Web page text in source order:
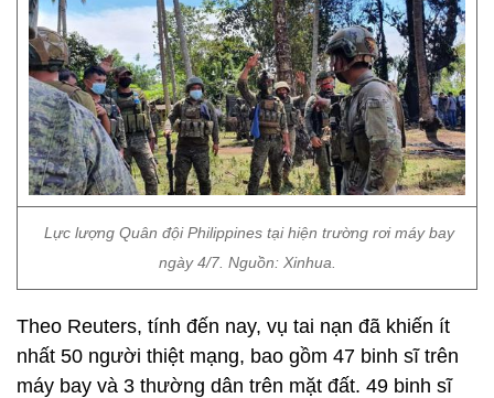
Lực lượng Quân đội Philippines tại hiện trường rơi máy bay
ngày 4/7. Nguồn: Xinhua.
Theo Reuters, tính đến nay, vụ tai nạn đã khiến ít
nhất 50 người thiệt mạng, bao gồm 47 binh sĩ trên
máy bay và 3 thường dân trên mặt đất. 49 binh sĩ